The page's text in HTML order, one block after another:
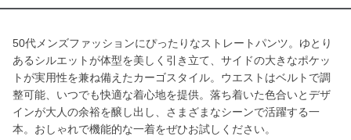
50代メンズファッションにぴったりなストレートパンツ。ゆとり
あるシルエットが体型を美しく引き立て、サイドの大きなポケッ
トが実用性を兼ね備えたカーゴスタイル。ウエストはベルトで調
整可能、いつでも快適な着心地を提供。落ち着いた色合いとデザ
インが大人の余裕を醸し出し、さまざまなシーンで活躍する一
本。おしゃれで機能的な一着をぜひお試しください。